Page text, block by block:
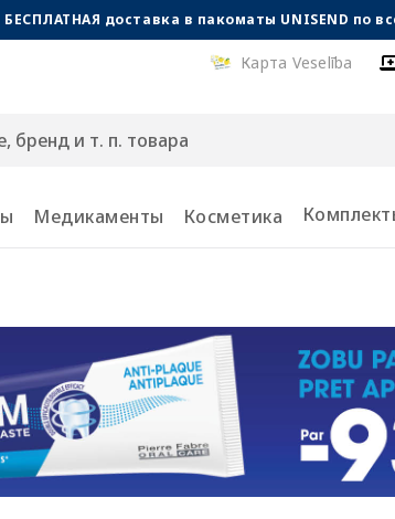
БЕСПЛАТНАЯ доставка в пакоматы UNISEND по
Карта Veselība
Медикаменты Косметика